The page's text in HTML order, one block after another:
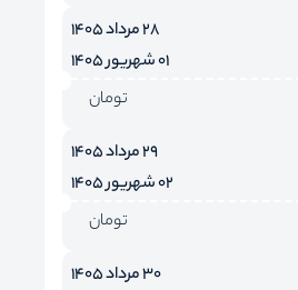
28 مرداد 1405
01 شهریور 1405
تومان
29 مرداد 1405
02 شهریور 1405
تومان
30 مرداد 1405